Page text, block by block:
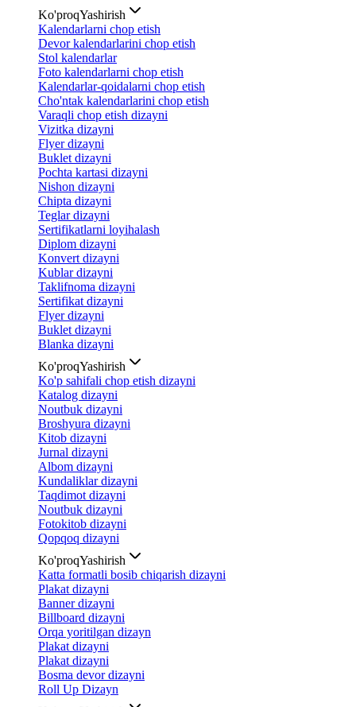
Ko'proqYashirish
Kalendarlarni chop etish
Devor kalendarlarini chop etish
Stol kalendarlar
Foto kalendarlarni chop etish
Kalendarlar-qoidalarni chop etish
Cho'ntak kalendarlarini chop etish
Varaqli chop etish dizayni
Vizitka dizayni
Flyer dizayni
Buklet dizayni
Pochta kartasi dizayni
Nishon dizayni
Chipta dizayni
Teglar dizayni
Sertifikatlarni loyihalash
Diplom dizayni
Konvert dizayni
Kublar dizayni
Taklifnoma dizayni
Sertifikat dizayni
Flyer dizayni
Buklet dizayni
Blanka dizayni
Ko'proqYashirish
Ko'p sahifali chop etish dizayni
Katalog dizayni
Noutbuk dizayni
Broshyura dizayni
Kitob dizayni
Jurnal dizayni
Albom dizayni
Kundaliklar dizayni
Taqdimot dizayni
Noutbuk dizayni
Fotokitob dizayni
Qopqoq dizayni
Ko'proqYashirish
Katta formatli bosib chiqarish dizayni
Plakat dizayni
Banner dizayni
Billboard dizayni
Orqa yoritilgan dizayn
Plakat dizayni
Plakat dizayni
Bosma devor dizayni
Roll Up Dizayn